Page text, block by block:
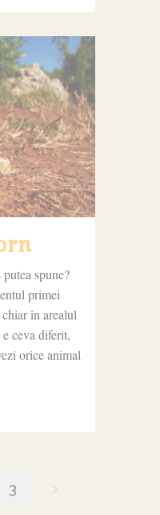
spune?
primei
în arealul
ceva diferit,
orice animal
3